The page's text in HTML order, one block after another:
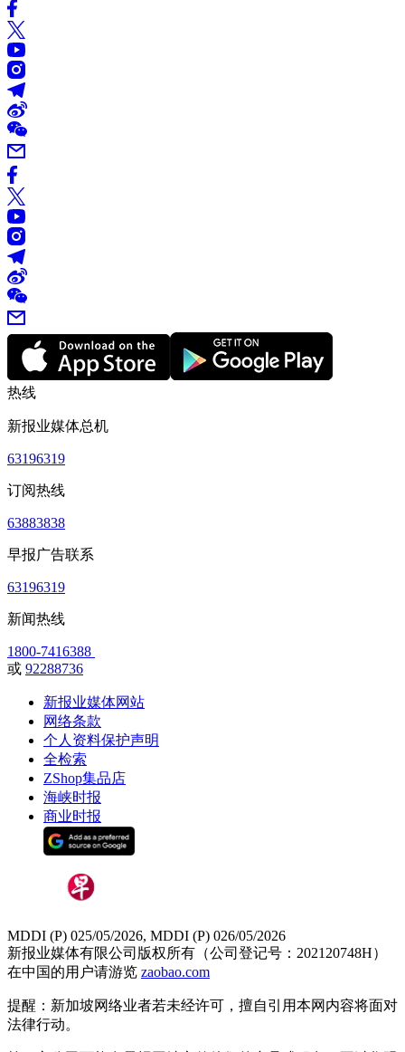
热线
新报业媒体总机
63196319
订阅热线
63883838
早报广告联系
63196319
新闻热线
1800-7416388
或 92288736
新报业媒体网站
网络条款
个人资料保护声明
全检索
ZShop集品店
海峡时报
商业时报
MDDI (P) 025/05/2026, MDDI (P) 026/05/2026
新报业媒体有限公司版权所有（公司登记号：202120748H）
在中国的用户请游览 zaobao.com
提醒：新加坡网络业者若未经许可，擅自引用本网内容将面对
法律行动。